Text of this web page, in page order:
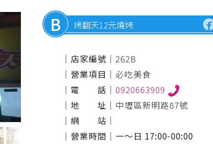
B 烤翻天12元燒烤
｜店家編號｜ 262B
｜營業項目｜ 必吃美食
｜電 話｜ 0920663909
｜地 址｜ 中壢區新明路87號
｜網 站｜
｜營業時間｜ 一～日 17:00-00:00